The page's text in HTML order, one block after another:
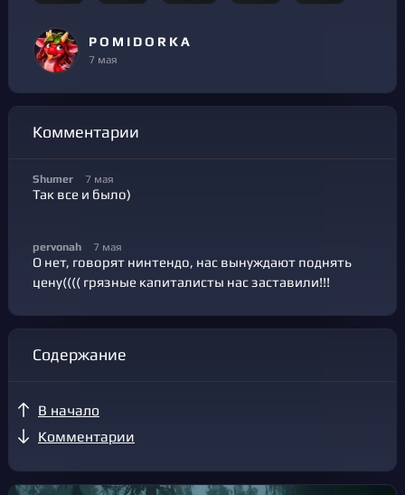
P O M I D O R K A
7 мая
Комментарии
Shumer 7 мая
Так все и было)
pervonah 7 мая
О нет, говорят нинтендо, нас вынуждают поднять
цену(((( грязные капиталисты нас заставили!!!
Содержание
В начало
Комментарии